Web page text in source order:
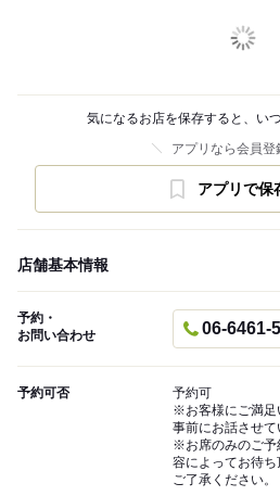
気になるお店を保存すると、い
アプリなら会員登
アプリで保
店舗基本情報
予約・
お問い合わせ
06-6461-
予約可否
予約可
※お客様にご満足
事前にお話させて
※お席のみのご予
容によってお待
ご了承ください。